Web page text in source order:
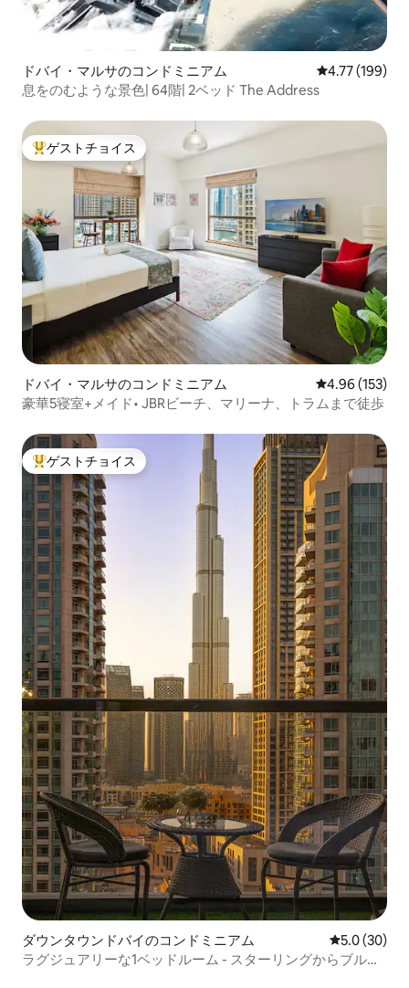
ドバイ・マルサのコンドミニアム レビュー199
4.77 (199)
息をのむような景色| 64階| 2ベッド The Address
大好評のゲストチョイスです。
ゲストチョイス
ドバイ・マルサのコンドミニアム レビュー153
4.96 (153)
豪華5寝室+メイド• JBRビーチ、マリーナ、トラムまで徒歩
大好評のゲストチョイスです。
ゲストチョイス
ダウンタウンドバイのコンドミニアム レビュー30
5.0 (30)
ラグジュアリーな1ベッドルーム - スターリングからブルジ